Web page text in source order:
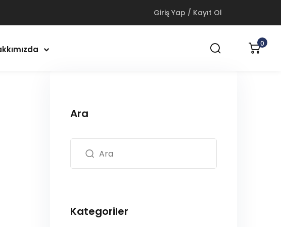
Giriş Yap / Kayıt Ol
0
Ara
Kategoriler